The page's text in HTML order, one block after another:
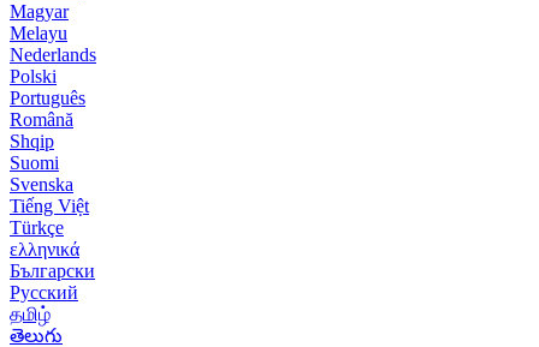
Magyar
Melayu
Nederlands
Polski
Português
Română
Shqip
Suomi
Svenska
Tiếng Việt
Türkçe
ελληνικά
Български
Русский
தமிழ்
తెలుగు